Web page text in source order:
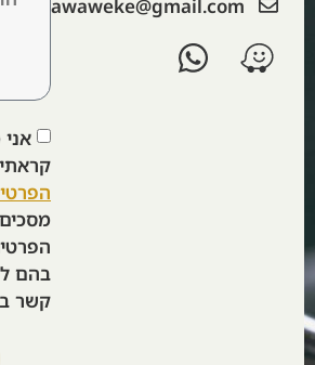
‫lawaweke@gmail.com‬
בהם
קשר